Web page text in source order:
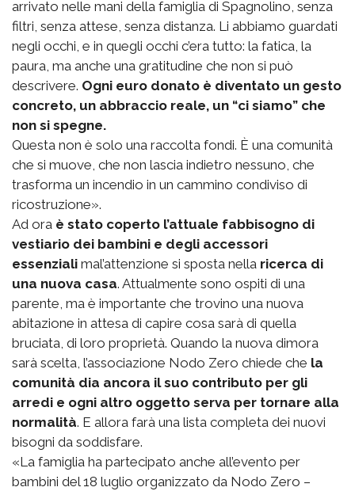
arrivato nelle mani della famiglia di Spagnolino, senza
filtri, senza attese, senza distanza. Li abbiamo guardati
negli occhi, e in quegli occhi c’era tutto: la fatica, la
paura, ma anche una gratitudine che non si può
descrivere. Ogni euro donato è diventato un gesto
concreto, un abbraccio reale, un “ci siamo” che
non si spegne.
Questa non è solo una raccolta fondi. È una comunità
che si muove, che non lascia indietro nessuno, che
trasforma un incendio in un cammino condiviso di
ricostruzione».
Ad ora è stato coperto l’attuale fabbisogno di
vestiario dei bambini e degli accessori
essenziali mal’attenzione si sposta nella ricerca di
una nuova casa. Attualmente sono ospiti di una
parente, ma è importante che trovino una nuova
abitazione in attesa di capire cosa sarà di quella
bruciata, di loro proprietà. Quando la nuova dimora
sarà scelta, l’associazione Nodo Zero chiede che la
comunità dia ancora il suo contributo per gli
arredi e ogni altro oggetto serva per tornare alla
normalità. E allora farà una lista completa dei nuovi
bisogni da soddisfare.
«La famiglia ha partecipato anche all’evento per
bambini del 18 luglio organizzato da Nodo Zero –